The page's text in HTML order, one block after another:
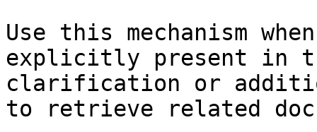
Use this mechanism
explicitly present in
clarification or